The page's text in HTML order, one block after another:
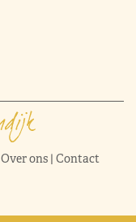
Over ons| Contact